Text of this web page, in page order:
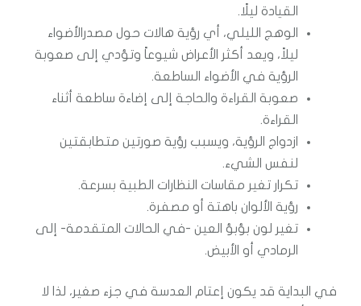
القيادة ليلًا.
الوهج الليلي، أي رؤية هالات حول مصدرالأضواء
ليلاً، ويعد أكثر الأعراض شيوعاً وتؤدي إلى صعوبة
الرؤية في الأضواء الساطعة.
صعوبة القراءة والحاجة إلى إضاءة ساطعة أثناء
القراءة.
ازدواج الرؤية، ويسبب رؤية صورتين متطابقتين
لنفس الشيء.
تكرار تغير مقاسات النظارات الطبية بسرعة.
رؤية الألوان باهتة أو مصفرة.
تغير لون بؤبؤ العين -في الحالات المتقدمة- إلى
الرمادي أو الأبيض.
في البداية قد يكون إعتام العدسة في جزء صغير، لذا لا